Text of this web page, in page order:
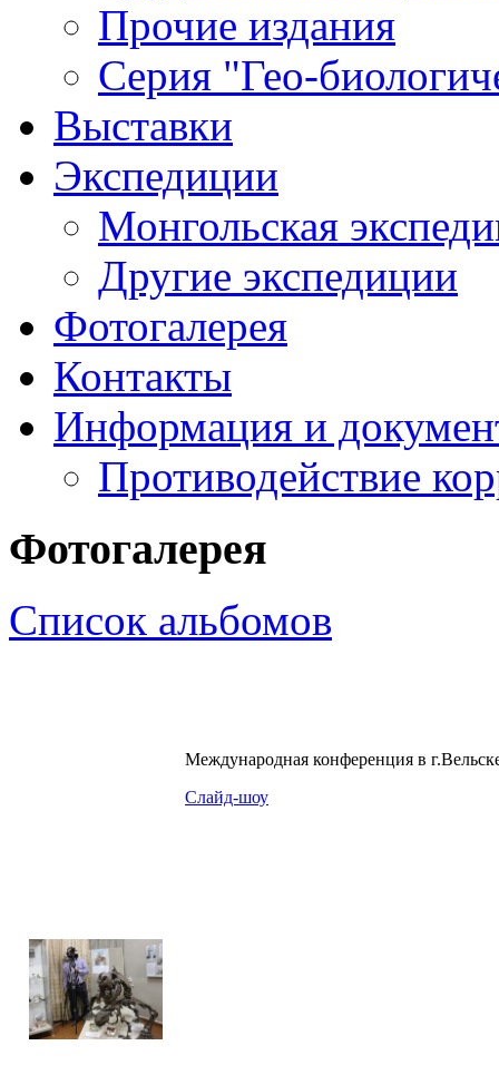
Прочие издания
Серия "Гео-
Выставки
Экспедиции
Монгольская
Другие экспедиции
Фотогалерея
Контакты
Информация и
Противодействие
Фотогалерея
Список альбомов
Международная конференция в
Слайд-шоу